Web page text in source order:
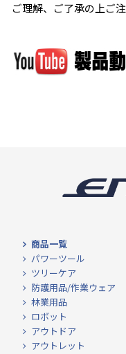
ご理解、ご了承の上ご
商品一覧
パワーツール
ツリーケア
防護用品/作業ウェア
林業用品
ロボット
アウトドア
アウトレット